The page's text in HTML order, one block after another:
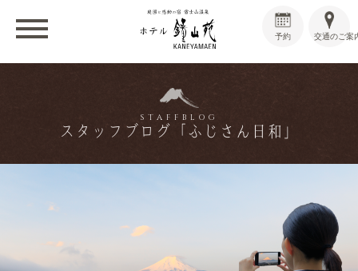
交通のご案
予約
STAFFBLOG
スタッフブログ「ふじさん日和」